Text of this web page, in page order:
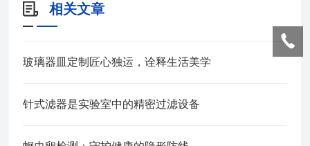
相关文章
玻璃器皿定制匠心独运，诠释生活美学
针式滤器是实验室中的精密过滤设备